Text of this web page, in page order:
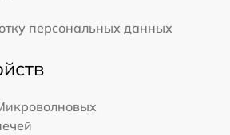
персональных данных